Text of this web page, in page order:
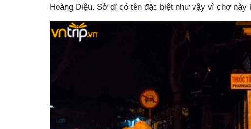
Hoàng Diệu. Sở dĩ có tên đặc biệt như vậy vì chợ này